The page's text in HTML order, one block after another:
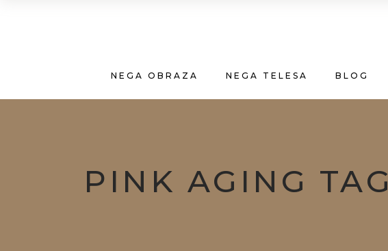
NEGA OBRAZA NEGA TELESA BLOG
PINK AGING TAG